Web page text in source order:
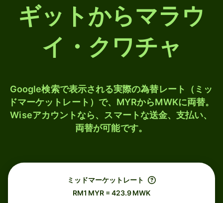
ギットからマラウ
イ・クワチャ
Google検索で表示される実際の為替レート（ミッ
ドマーケットレート）で、MYRからMWKに両替。
Wiseアカウントなら、スマートな送金、支払い、
両替が可能です。
ミッドマーケットレート
RM1 MYR = 423.9 MWK